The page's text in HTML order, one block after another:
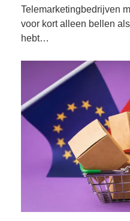
Telemarketingbedrijven
voor kort alleen bellen
hebt…